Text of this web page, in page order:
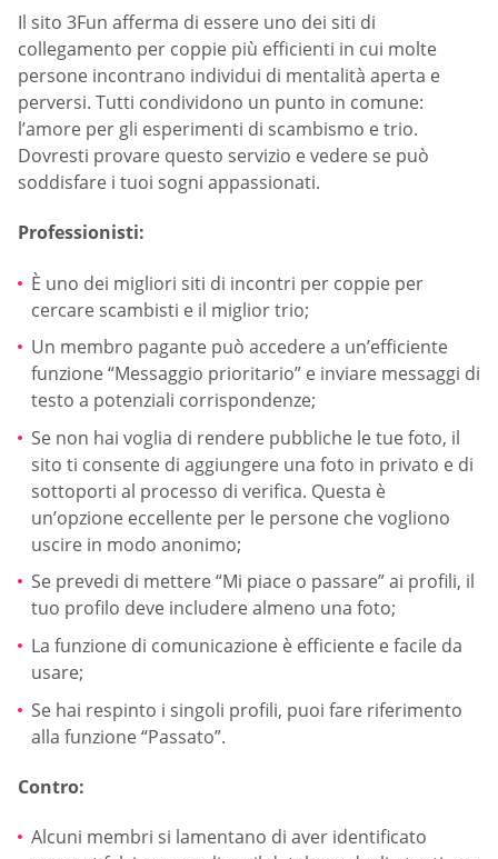
Il sito 3Fun afferma di essere uno dei siti di
collegamento per coppie più efficienti in cui molte
persone incontrano individui di mentalità aperta e
perversi. Tutti condividono un punto in comune:
l’amore per gli esperimenti di scambismo e trio.
Dovresti provare questo servizio e vedere se può
soddisfare i tuoi sogni appassionati.
Professionisti:
È uno dei migliori siti di incontri per coppie per
cercare scambisti e il miglior trio;
Un membro pagante può accedere a un’efficiente
funzione “Messaggio prioritario” e inviare messaggi di
testo a potenziali corrispondenze;
Se non hai voglia di rendere pubbliche le tue foto, il
sito ti consente di aggiungere una foto in privato e di
sottoporti al processo di verifica. Questa è
un’opzione eccellente per le persone che vogliono
uscire in modo anonimo;
Se prevedi di mettere “Mi piace o passare” ai profili, il
tuo profilo deve includere almeno una foto;
La funzione di comunicazione è efficiente e facile da
usare;
Se hai respinto i singoli profili, puoi fare riferimento
alla funzione “Passato”.
Contro:
Alcuni membri si lamentano di aver identificato